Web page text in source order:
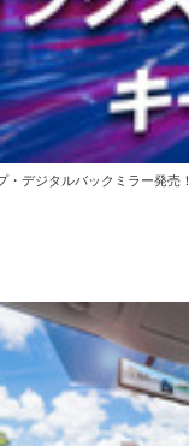
デジタルバックミラー発売！